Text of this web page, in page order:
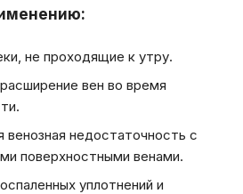
не проходящие к утру.
вен во время
венозная недостаточность с
поверхностными венами.
уплотнений и